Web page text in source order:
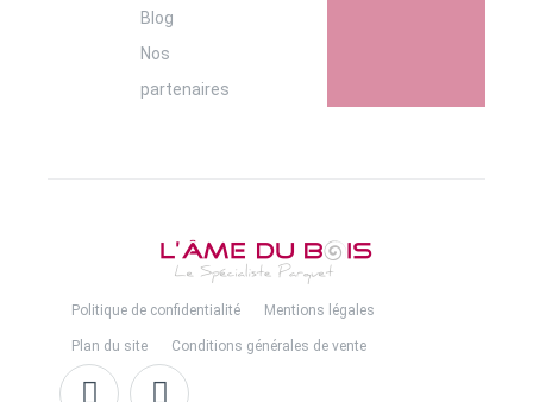
Blog
Nos
partenaires
Politique de confidentialité Mentions légales
Plan du site Conditions générales de vente